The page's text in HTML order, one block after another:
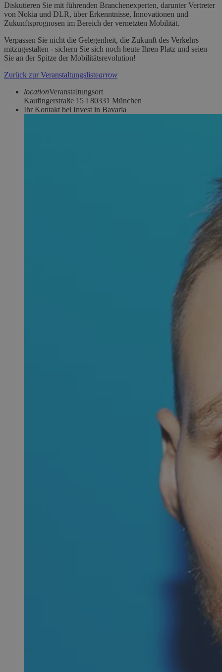
Diskutieren Sie mit führenden Branchenexperten, darunter Vertreter
von Nokia und DLR, über Erkenntnisse, Innovationen und
Zukunftsprognosen im Bereich der vernetzten Mobilität.
Verpassen Sie nicht die Gelegenheit, die Zukunft des Verkehrs
mitzugestalten - sichern Sie sich noch heute Ihren Platz und seien
Sie an der Spitze der Mobilitätsrevolution!
Zurück zur Veranstaltungslistearrow
locationVeranstaltungsort
Kaufingerstraße 15 I 80331 München
Ihr Kontakt bei Invest in Bavaria